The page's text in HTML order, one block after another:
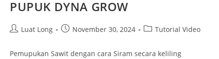
PUPUK DYNA GROW
Luat Long November 30, 2024 Tutorial Video
Pemupukan Sawit dengan cara Siram secara keliling